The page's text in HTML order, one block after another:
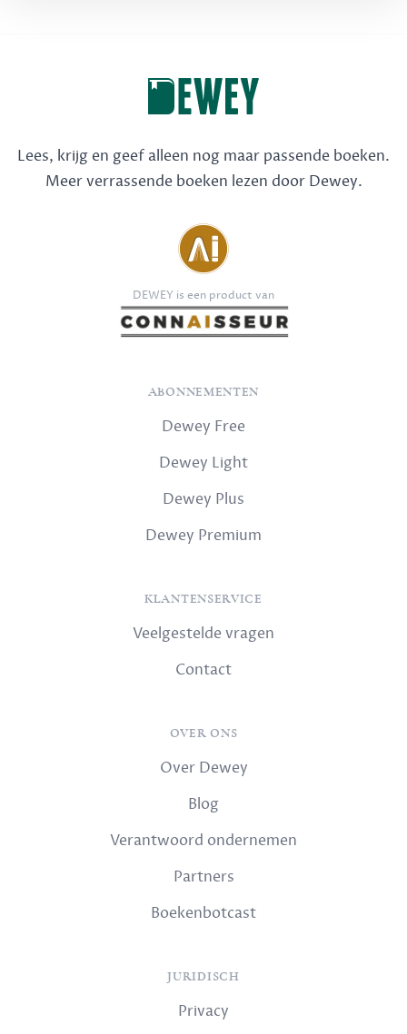
Lees, krijg en geef alleen nog maar passende boeken.
Meer verrassende boeken lezen door Dewey.
DEWEY is een product van
ABONNEMENTEN
Dewey Free
Dewey Light
Dewey Plus
Dewey Premium
KLANTENSERVICE
Veelgestelde vragen
Contact
OVER ONS
Over Dewey
Blog
Verantwoord ondernemen
Partners
Boekenbotcast
JURIDISCH
Privacy